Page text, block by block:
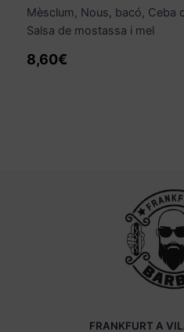
Mèsclum, Nous, bacó, Ceba
Salsa de mostassa i mel
8,60€
FRANKFURT A